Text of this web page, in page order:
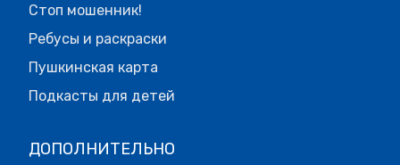
Стоп мошенник!
Ребусы и раскраски
Пушкинская карта
Подкасты для детей
ДОПОЛНИТЕЛЬНО